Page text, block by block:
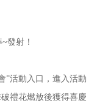
~發射！
”活動入口，進入活動
禮花燃放後獲得喜慶